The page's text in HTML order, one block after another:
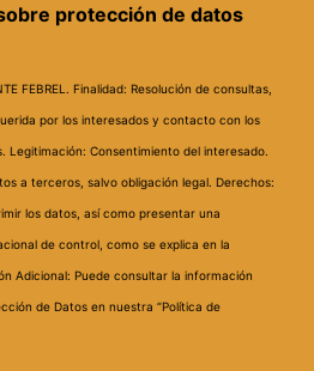
protección de datos
FEBREL. Finalidad: Resolución de consultas,
por los interesados y contacto con los
Legitimación: Consentimiento del interesado.
a terceros, salvo obligación legal. Derechos:
los datos, así como presentar una
de control, como se explica en la
Adicional: Puede consultar la información
de Datos en nuestra “Política de